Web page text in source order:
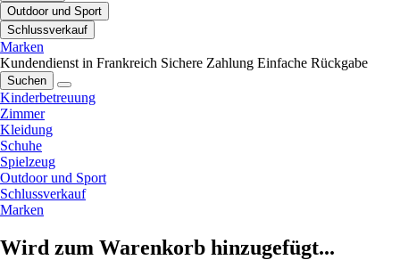
Outdoor und Sport
Schlussverkauf
Marken
Kundendienst in Frankreich Sichere Zahlung Einfache Rückgabe
Suchen
Kinderbetreuung
Zimmer
Kleidung
Schuhe
Spielzeug
Outdoor und Sport
Schlussverkauf
Marken
Wird zum Warenkorb hinzugefügt...